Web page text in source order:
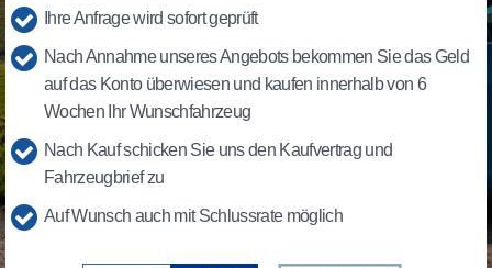
Ihre Anfrage wird sofort geprüft
Nach Annahme unseres Angebots bekommen Sie das Geld
auf das Konto überwiesen und kaufen innerhalb von 6
Wochen Ihr Wunschfahrzeug
Nach Kauf schicken Sie uns den Kaufvertrag und
Fahrzeugbrief zu
Auf Wunsch auch mit Schlussrate möglich